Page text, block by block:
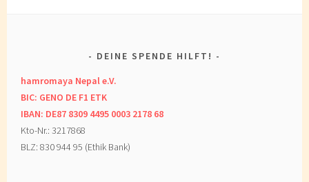
DEINE SPENDE HILFT!
hamromaya Nepal e.V.
BIC: GENO DE F1 ETK
IBAN: DE87 8309 4495 0003 2178 68
Kto-Nr.: 3217868
BLZ: 830 944 95 (Ethik Bank)